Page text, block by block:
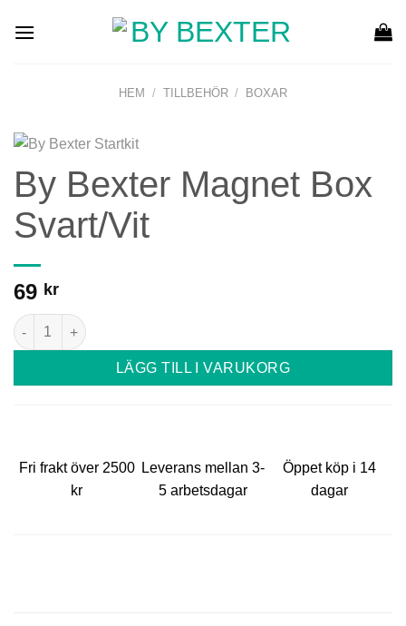
HEM / TILLBEHÖR / BOXAR
By Bexter Magnet Box
Svart/Vit
69 kr
By Bexter Magnet Box Svart/Vit mängd
LÄGG TILL I VARUKORG
Fri frakt över 2500
kr
Leverans mellan 3-
5 arbetsdagar
Öppet köp i 14
dagar